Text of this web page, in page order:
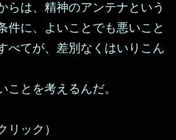
らは、精神のアンテナという
件に、よいことでも悪いこと
べてが、差別なくはいりこん
ことを考えるんだ。
リック）